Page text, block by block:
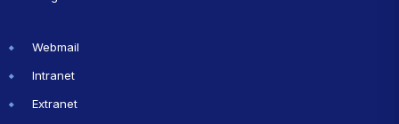
Webmail
Intranet
Extranet